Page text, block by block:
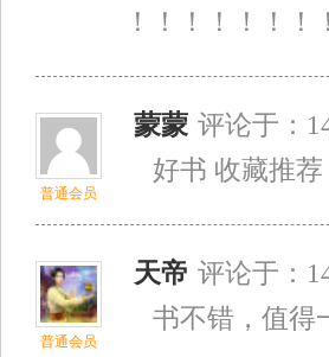
！！！！！！
普通会员
蒙蒙 评论于：
好书 收藏推
普通会员
天帝 评论于：
书不错，值